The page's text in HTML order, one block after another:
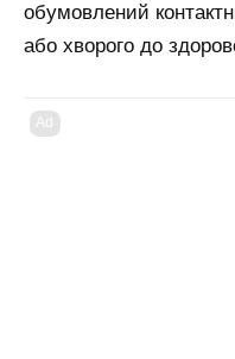
обумовлений
або хворого до
Ad